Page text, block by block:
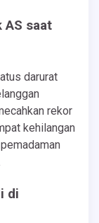
AS saat
darurat
rekor
kehilangan
di